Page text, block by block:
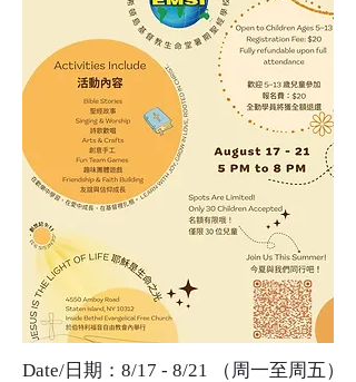
Date/日期：8/17 - 8/21 （周一至周五）